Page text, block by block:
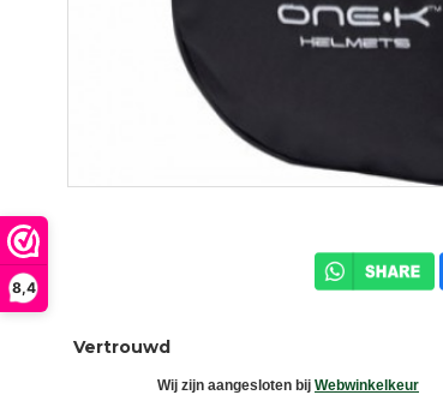
8,4
Vertrouwd
Wij zijn aangesloten bij Webwinkelkeur